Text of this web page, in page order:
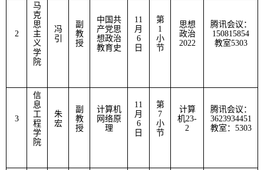
2
马
克
思
主
义
学
院
冯
引
副
教
授
中国共
产党思
想政治
教育史
11
月
6
日
第
1
小
节
思想
政治
2022
腾讯会议：
150815854
教室5303
3
信
息
工
程
学
院
朱
宏
副
教
授
计算机
网络原
理
11
月
6
日
第
7
小
节
计算
机23-
2
腾讯会议：
3623934451
教室： 5303